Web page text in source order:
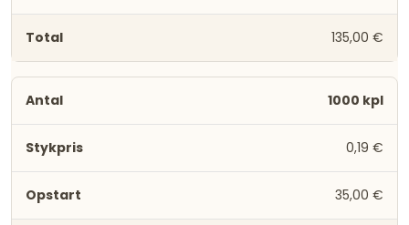
135,00 €
1000 kpl
0,19 €
35,00 €